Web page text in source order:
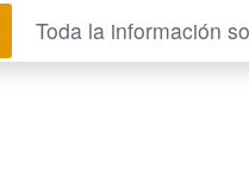
Toda la información